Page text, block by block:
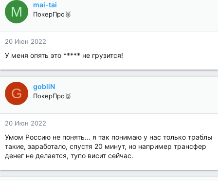
M mai-tai
ПокерПро🥈
20 Июн 2022
У меня опять это ***** не грузится!
G gobliN
ПокерПро🥈
20 Июн 2022
Умом Россию не понять... я так понимаю у нас только траблы
такие, заработало, спустя 20 минут, но например трансфер
денег не делается, тупо висит сейчас.